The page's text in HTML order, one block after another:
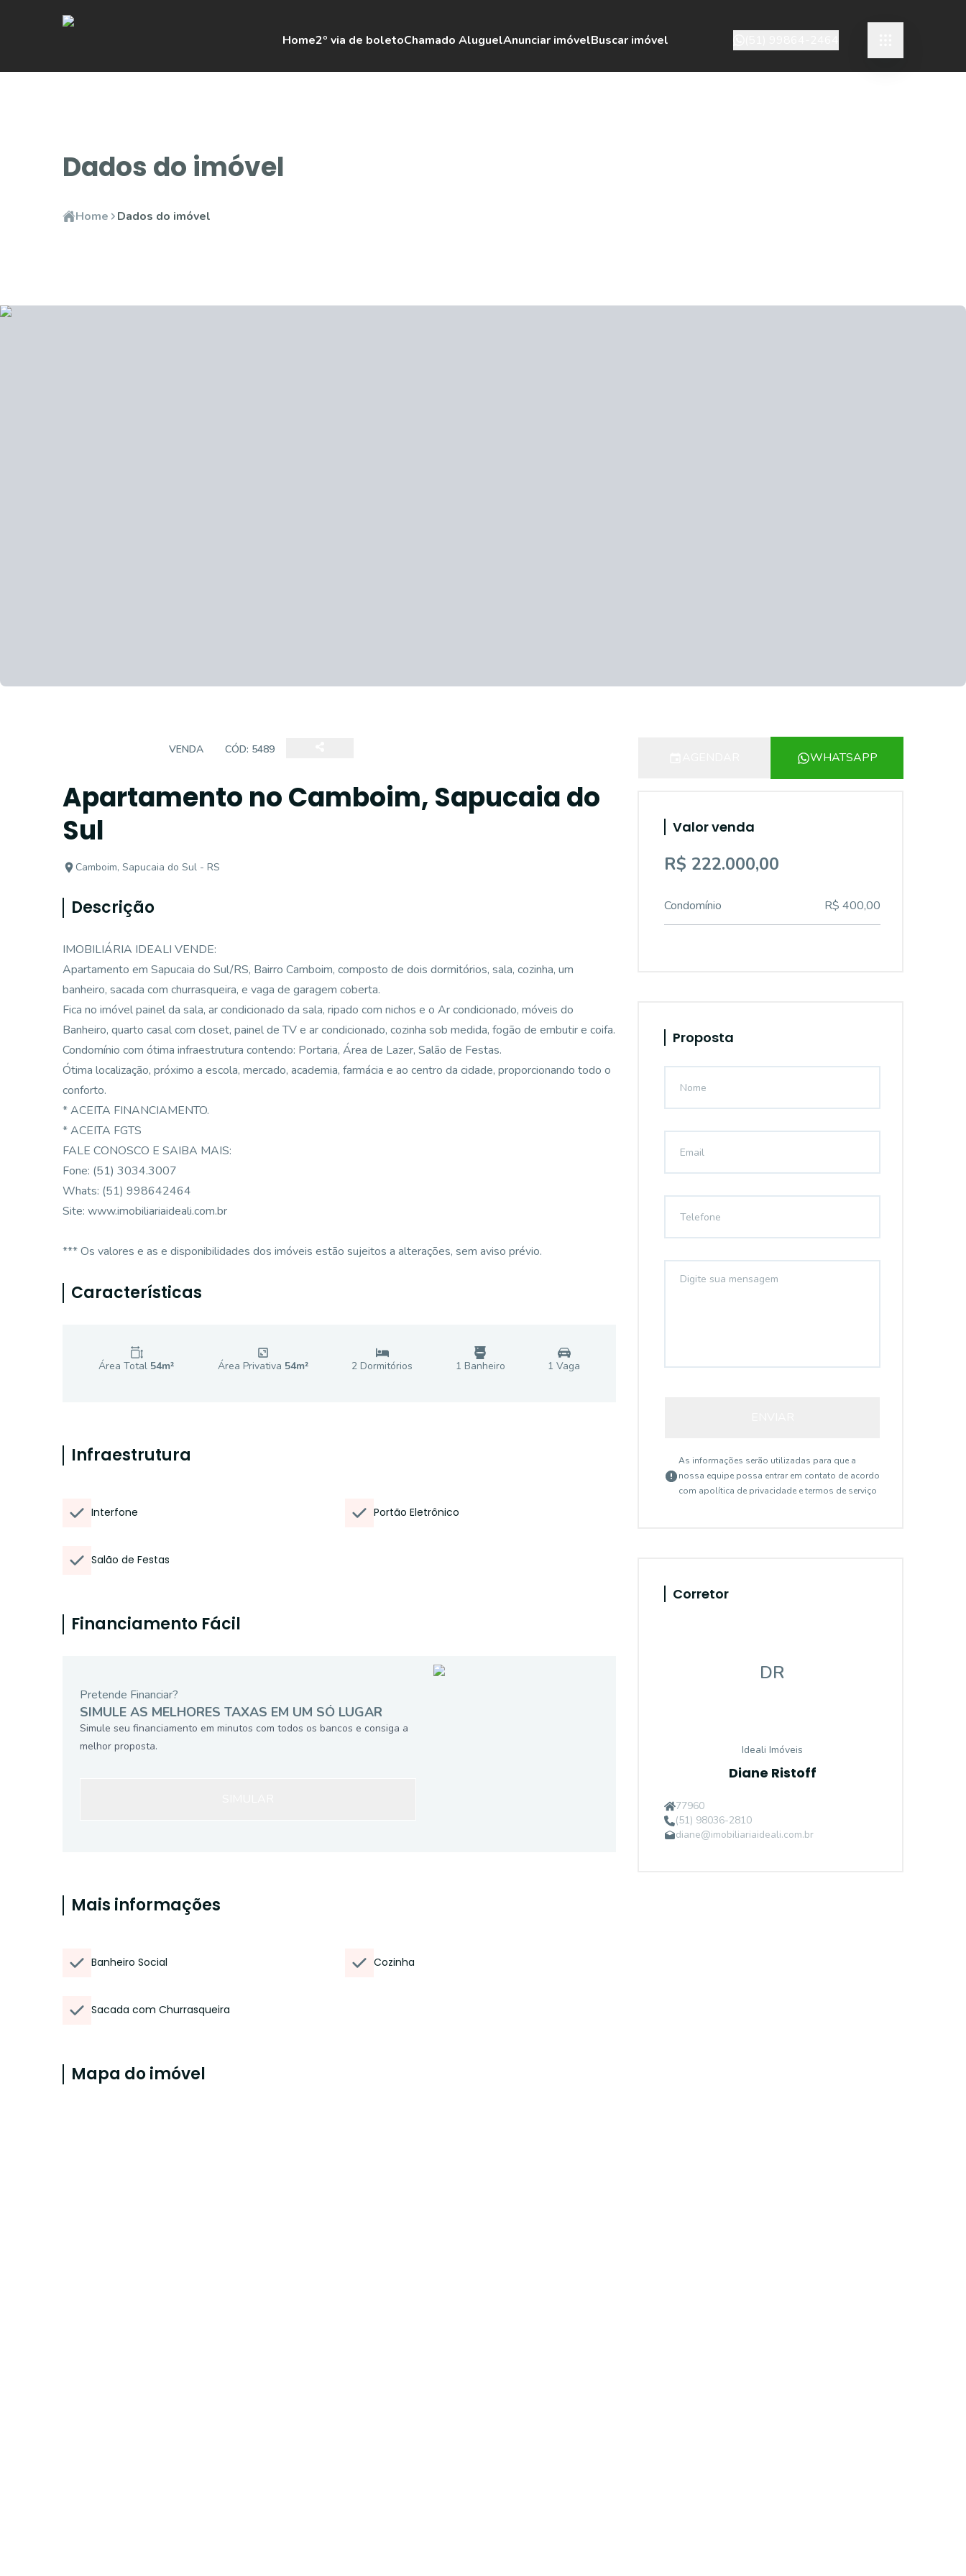
Home2º via de boletoChamado AluguelAnunciar imóvelBuscar imóvel
Dados do imóvel
Home Dados do imóvel
VENDA CÓD: 5489
Apartamento no Camboim, Sapucaia do
Sul
Camboim, Sapucaia do Sul - RS
Descrição
IMOBILIÁRIA IDEALI VENDE:
Apartamento em Sapucaia do Sul/RS, Bairro Camboim, composto de dois dormitórios, sala, cozinha, um
banheiro, sacada com churrasqueira, e vaga de garagem coberta.
Fica no imóvel painel da sala, ar condicionado da sala, ripado com nichos e o Ar condicionado, móveis do
Banheiro, quarto casal com closet, painel de TV e ar condicionado, cozinha sob medida, fogão de embutir e coifa.
Condomínio com ótima infraestrutura contendo: Portaria, Área de Lazer, Salão de Festas.
Ótima localização, próximo a escola, mercado, academia, farmácia e ao centro da cidade, proporcionando todo o
conforto.
* ACEITA FINANCIAMENTO.
* ACEITA FGTS
FALE CONOSCO E SAIBA MAIS:
Fone: (51) 3034.3007
Whats: (51) 998642464
Site: www.imobiliariaideali.com.br
*** Os valores e as e disponibilidades dos imóveis estão sujeitos a alterações, sem aviso prévio.
Características
Área Total 54m² Área Privativa 54m² 2 Dormitórios 1 Banheiro 1 Vaga
Infraestrutura
Interfone Portão Eletrônico
Salão de Festas
Financiamento Fácil
Pretende Financiar?
SIMULE AS MELHORES TAXAS EM UM SÓ LUGAR
Simule seu financiamento em minutos com todos os bancos e consiga a
melhor proposta.
Mais informações
Banheiro Social Cozinha
Sacada com Churrasqueira
Mapa do imóvel
WHATSAPP
Valor venda
R$ 222.000,00
Condomínio R$ 400,00
Proposta
As informações serão utilizadas para que a
nossa equipe possa entrar em contato de acordo
com apolítica de privacidade e termos de serviço
Corretor
DR
Ideali Imóveis
Diane Ristoff
77960
(51) 98036-2810
diane@imobiliariaideali.com.br